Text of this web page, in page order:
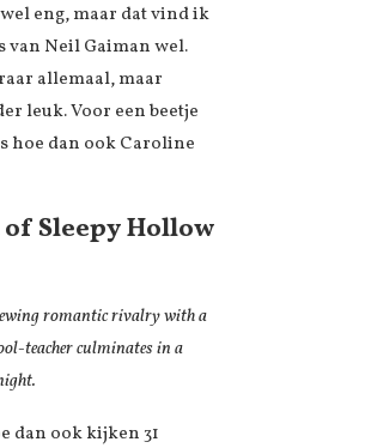
eng, maar dat vind ik
van Neil Gaiman wel.
allemaal, maar
leuk. Voor een beetje
hoe dan ook Caroline
Sleepy Hollow
romantic rivalry with a
teacher culminates in a
dan ook kijken 31